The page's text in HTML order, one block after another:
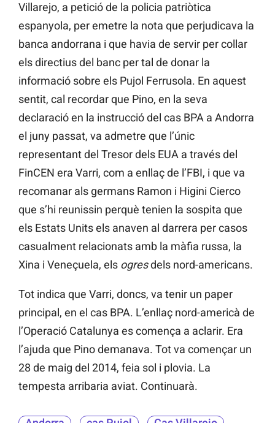
Villarejo, a petició de la policia patriòtica
espanyola, per emetre la nota que perjudicava la
banca andorrana i que havia de servir per collar
els directius del banc per tal de donar la
informació sobre els Pujol Ferrusola. En aquest
sentit, cal recordar que Pino, en la seva
declaració en la instrucció del cas BPA a Andorra
el juny passat, va admetre que l’únic
representant del Tresor dels EUA a través del
FinCEN era Varri, com a enllaç de l’FBI, i que va
recomanar als germans Ramon i Higini Cierco
que s’hi reunissin perquè tenien la sospita que
els Estats Units els anaven al darrera per casos
casualment relacionats amb la màfia russa, la
Xina i Veneçuela, els ogresdels nord-americans.
Tot indica que Varri, doncs, va tenir un paper
principal, en el cas BPA. L’enllaç nord-americà de
l’Operació Catalunya es comença a aclarir. Era
l’ajuda que Pino demanava. Tot va començar un
28 de maig del 2014, feia sol i plovia. La
tempesta arribaria aviat. Continuarà.